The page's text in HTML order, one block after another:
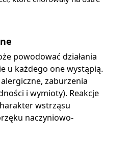
powodować działania
u każdego one wystąpią.
zaburzenia
i wymioty). Reakcje
wstrząsu
naczyniowo-